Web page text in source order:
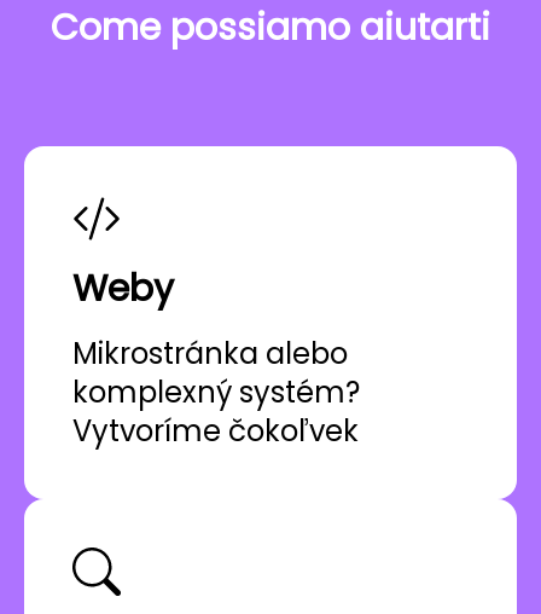
Come possiamo aiutarti
Weby
Mikrostránka alebo
komplexný systém?
Vytvoríme čokoľvek